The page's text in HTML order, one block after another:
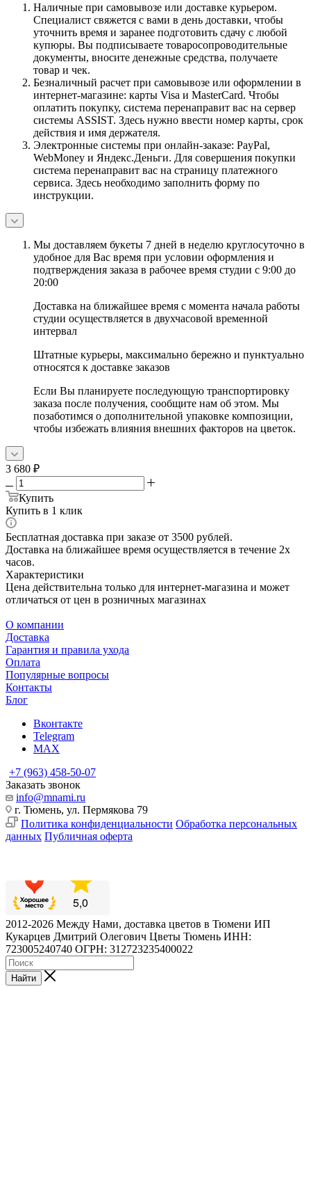
Наличные при самовывозе или доставке курьером.
Специалист свяжется с вами в день доставки, чтобы
уточнить время и заранее подготовить сдачу с любой
купюры. Вы подписываете товаросопроводительные
документы, вносите денежные средства, получаете
товар и чек.
Безналичный расчет при самовывозе или оформлении в
интернет-магазине: карты Visa и MasterCard. Чтобы
оплатить покупку, система перенаправит вас на сервер
системы ASSIST. Здесь нужно ввести номер карты, срок
действия и имя держателя.
Электронные системы при онлайн-заказе: PayPal,
WebMoney и Яндекс.Деньги. Для совершения покупки
система перенаправит вас на страницу платежного
сервиса. Здесь необходимо заполнить форму по
инструкции.
Мы доставляем букеты 7 дней в неделю круглосуточно в
удобное для Вас время при условии оформления и
подтверждения заказа в рабочее время студии с 9:00 до
20:00
Доставка на ближайшее время с момента начала работы
студии осуществляется в двухчасовой временной
интервал
Штатные курьеры, максимально бережно и пунктуально
относятся к доставке заказов
Если Вы планируете последующую транспортировку
заказа после получения, сообщите нам об этом. Мы
позаботимся о дополнительной упаковке композиции,
чтобы избежать влияния внешних факторов на цветок.
3 680 ₽
Купить
Купить в 1 клик
Бесплатная доставка при заказе от 3500 рублей.
Доставка на ближайшее время осуществляется в течение 2х
часов.
Характеристики
Цена действительна только для интернет-магазина и может
отличаться от цен в розничных магазинах
О компании
Доставка
Гарантия и правила ухода
Оплата
Популярные вопросы
Контакты
Блог
Вконтакте
Telegram
MAX
+7 (963) 458-50-07
Заказать звонок
info@mnami.ru
г. Тюмень, ул. Пермякова 79
Политика конфиденциальности Обработка персональных
данных Публичная оферта
2012-2026 Между Нами, доставка цветов в Тюмени ИП
Кукарцев Дмитрий Олегович Цветы Тюмень ИНН:
723005240740 ОГРН: 312723235400022
Найти